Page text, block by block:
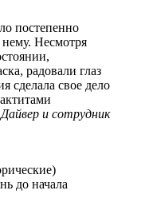
постепенно
нему. Несмотря
радовали глаз
сделала свое дело
Дайвер и сотрудник
до начала